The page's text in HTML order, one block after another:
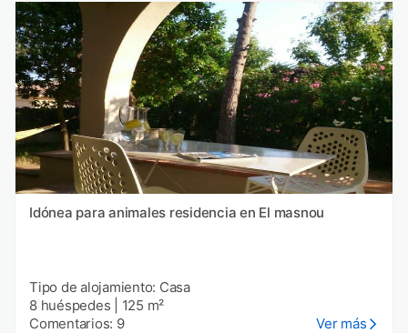
Idónea para animales residencia en El masnou
Tipo de alojamiento: Casa
8 huéspedes
125 m²
Comentarios: 9
Ver más